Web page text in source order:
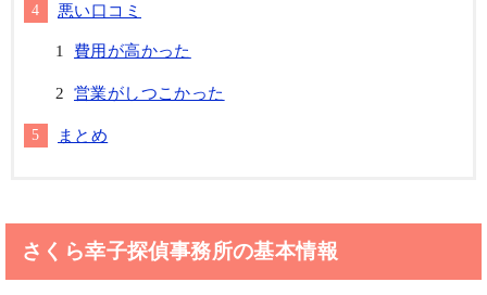
悪い口コミ
費用が高かった
営業がしつこかった
まとめ
さくら幸子探偵事務所の基本情報